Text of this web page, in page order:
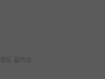
도 일까요